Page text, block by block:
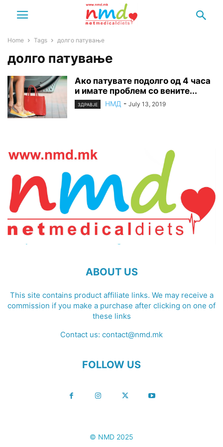
Home Tags долго патување
долго патување
Ако патувате подолго од 4 часа
и имате проблем со вените...
ЗДРАВЈЕ НМД - July 13, 2019
ABOUT US
This site contains product affiliate links. We may receive a
commission if you make a purchase after clicking on one of
these links
Contact us: contact@nmd.mk
FOLLOW US
© NMD 2025